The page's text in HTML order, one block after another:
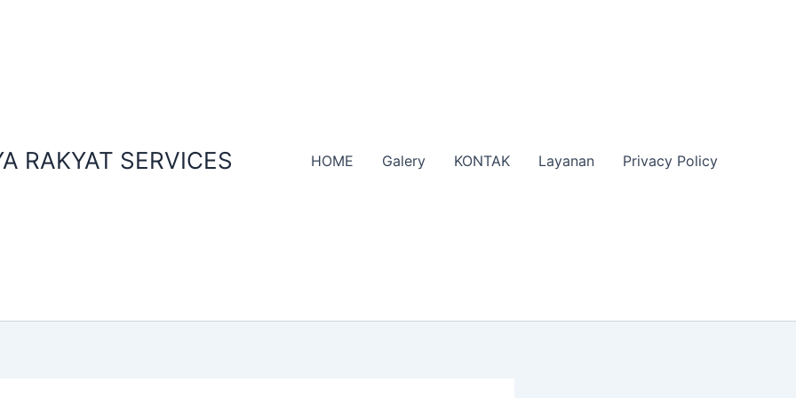
RAKYAT SERVICES HOME Galery KONTAK Layanan Privacy Policy